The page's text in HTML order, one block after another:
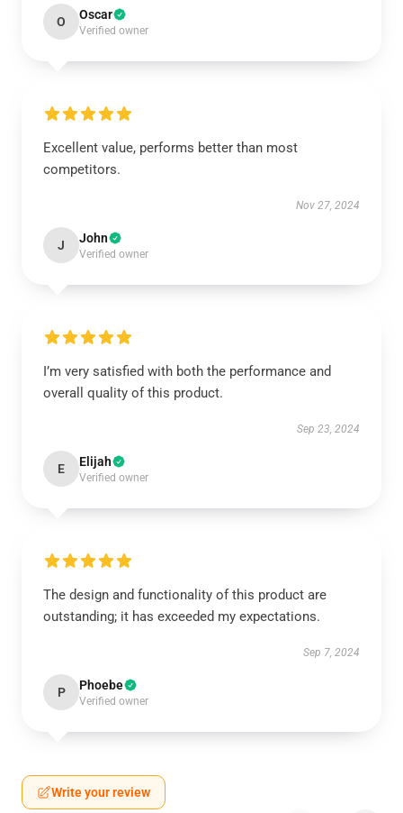
O Oscar
Verified owner
Excellent value, performs better than most
competitors.
Nov 27, 2024
J John
Verified owner
I’m very satisfied with both the performance and
overall quality of this product.
Sep 23, 2024
E Elijah
Verified owner
The design and functionality of this product are
outstanding; it has exceeded my expectations.
Sep 7, 2024
P Phoebe
Verified owner
Write your review